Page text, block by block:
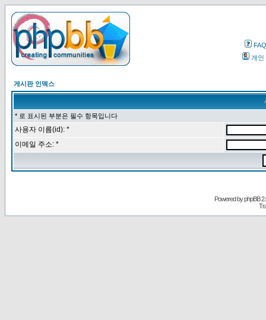
FAQ
개인
게시판 인덱스
* 로 표시된 부분은 필수 항목입니다
사용자 이름(id): *
이메일 주소: *
Powered byphpBB